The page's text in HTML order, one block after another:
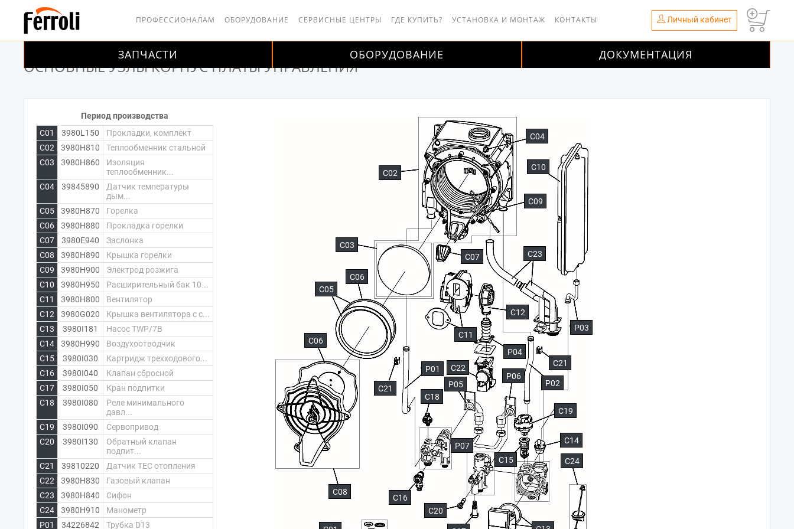
ПРОФЕССИОНАЛАМ ОБОРУДОВАНИЕ СЕРВИСНЫЕ ЦЕНТРЫ ГДЕ КУПИТЬ? УСТАНОВКА И МОНТАЖ КОНТАКТЫ Личный кабинет
ЗАПЧАСТИ ОБОРУДОВАНИЕ ДОКУМЕНТАЦИЯ
КОРПУС ПЛАТЫ УПРАВЛЕНИЯ
ОСНОВНЫЕ УЗЛЫ КОРПУС ПЛАТЫ УПРАВЛЕНИЯ
Период производства
C01
3980L150
Прокладки, комплект
C02
3980H810
Теплообменник стальной
C03
3980H860
Изоляция
теплообменник...
C04
39845890
Датчик температуры
дым...
C05
3980H870
Горелка
C06
3980H880
Прокладка горелки
C07
3980E940
Заслонка
C08
3980H890
Крышка горелки
C09
3980H900
Электрод розжига
C10
3980H950
Расширительный бак 10...
C11
3980H800
Вентилятор
C12
3980G020
Крышка вентилятора с с...
C13
3980I181
Насос TWP/7B
C14
3980H990
Воздухоотводчик
C15
3980I030
Картридж трехходового...
C16
3980I040
Клапан сбросной
C17
3980I050
Кран подпитки
C18
3980I080
Реле минимального
давл...
C19
3980I090
Сервопривод
C20
3980I130
Обратный клапан
подпит...
C21
39810220
Датчик ТЕС отопления
C22
3980H830
Газовый клапан
C23
3980H840
Сифон
C24
3980H910
Манометр
P01
34226842
Трубка D13
C02
C03
C04
C05
C06
C06
C07
C08
C09
C10
C11
C12
C14
C15
C16
C18
C19
C20
C21
C21
C22
C23
C24
P01
P02
P03
P04
P05
P06
P07